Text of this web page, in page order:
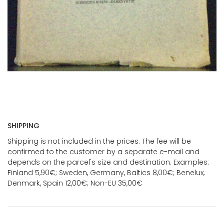
SHIPPING
Shipping is not included in the prices. The fee will be
confirmed to the customer by a separate e-mail and
depends on the parcel's size and destination. Examples:
Finland 5,90€; Sweden, Germany, Baltics 8,00€; Benelux,
Denmark, Spain 12,00€; Non-EU 35,00€